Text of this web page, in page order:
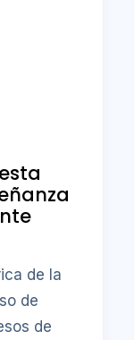
de la
de
de